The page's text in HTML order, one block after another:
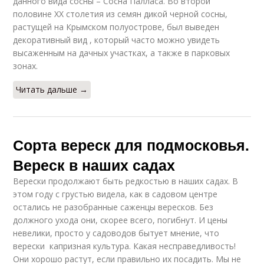
половине ХХ столетия из семян дикой черной сосны,
растущей на Крымском полуострове, был выведен
декоративный вид , который часто можно увидеть
высаженным на дачных участках, а также в парковых
зонах.
Читать дальше →
Сорта вереск для подмосковья.
Вереск в наших садах
Верески продолжают быть редкостью в наших садах. В
этом году с грустью видела, как в садовом центре
остались не разобранные саженцы вересков. Без
должного ухода они, скорее всего, погибнут. И цены
невелики, просто у садоводов бытует мнение, что
верески ­ капризная культура. Какая несправедливость!
Они хорошо растут, если правильно их посадить. Мы не